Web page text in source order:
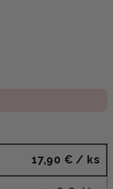
17,90 € / ks